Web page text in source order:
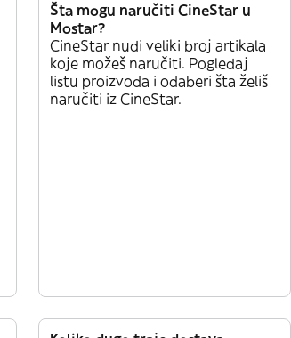
Šta mogu naručiti CineStar u
Mostar?
CineStar nudi veliki broj artikala
koje možeš naručiti. Pogledaj
listu proizvoda i odaberi šta želiš
naručiti iz CineStar.